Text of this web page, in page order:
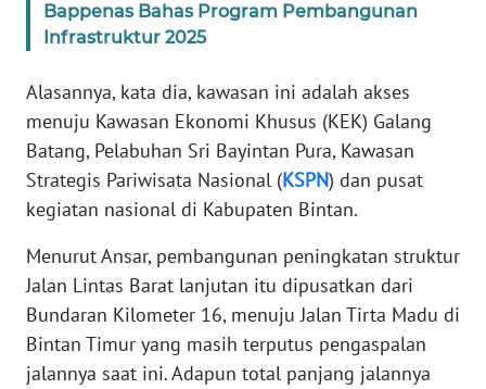
Bappenas Bahas Program Pembangunan
Infrastruktur 2025
Alasannya, kata dia, kawasan ini adalah akses
menuju Kawasan Ekonomi Khusus (KEK) Galang
Batang, Pelabuhan Sri Bayintan Pura, Kawasan
Strategis Pariwisata Nasional (KSPN) dan pusat
kegiatan nasional di Kabupaten Bintan.
Menurut Ansar, pembangunan peningkatan struktur
Jalan Lintas Barat lanjutan itu dipusatkan dari
Bundaran Kilometer 16, menuju Jalan Tirta Madu di
Bintan Timur yang masih terputus pengaspalan
jalannya saat ini. Adapun total panjang jalannya
Wahana
Regional
WN
SUMUT
WN
JAKARTA
WN
JABAR
WN
BANTEN